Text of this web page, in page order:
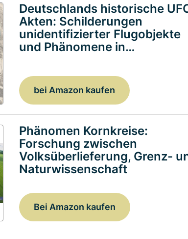
Deutschlands historische
Akten: Schilderungen
unidentifizierter Flugobjekte
und Phänomene in…
bei Amazon kaufen
Phänomen Kornkreise:
Forschung zwischen
Volksüberlieferung, Grenz-
Naturwissenschaft
Bei Amazon kaufen